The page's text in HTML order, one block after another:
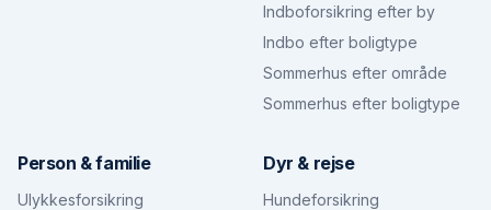
Indboforsikring efter by
Indbo efter boligtype
Sommerhus efter område
Sommerhus efter boligtype
Person & familie
Ulykkesforsikring
Dyr & rejse
Hundeforsikring